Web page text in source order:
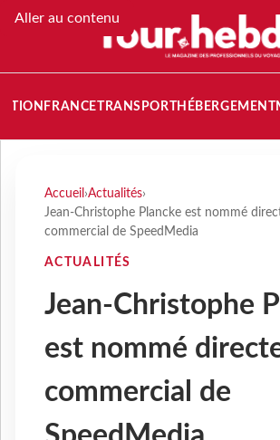
Aller au contenu
FRANCETRANSPORT HÉBERGEMENT
Accueil ›Actualités›
Jean-Christophe Plancke est nommé
commercial de SpeedMedia
ACTUALITÉS
Jean-Christophe
est nommé
commercial de